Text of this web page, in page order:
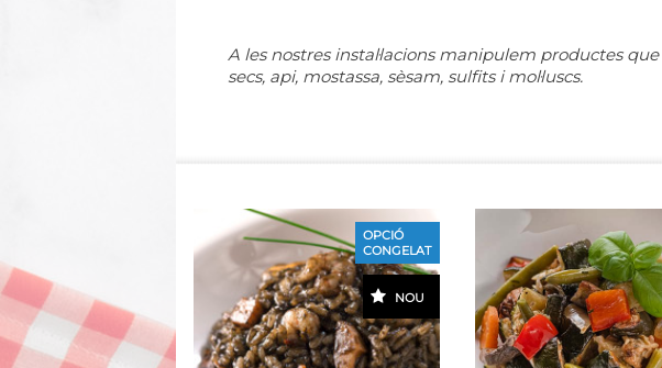
A les nostres instal·lacions manipulem productes
secs, api, mostassa, sèsam, sulfits i mol·luscs.
OPCIÓ
CONGELAT
NOU